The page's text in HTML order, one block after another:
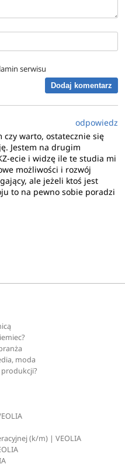
serwisu
Dodaj komentarz
odpowiedz
czy warto, ostatecznie się
Jestem na drugim
ecie i widzę ile te studia mi
możliwości i rozwój
ale jeżeli ktoś jest
to na pewno sobie poradzi
moda
(k/m) | VEOLIA